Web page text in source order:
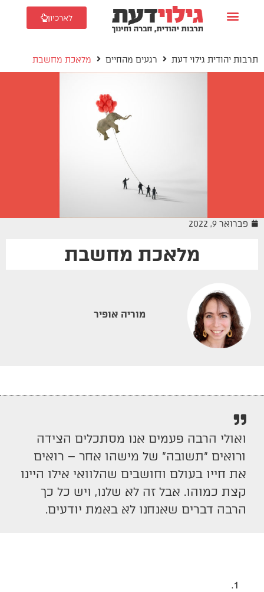
לארכיון
תרבות יהודית גילוי דעת רגעים מהחיים מלאכת מחשבת
פברואר 9, 2022
רגעים מהחייםמלאכת מחשבת
מוריה אופיר
ואולי הרבה פעמים אנו מסתכלים הצידה
ורואים ״תשובה״ של מישהו אחר – רואים
את חייו בעולם וחושבים שהלוואי אילו היינו
קצת כמוהו. אבל זה לא שלנו, ויש כל כך
הרבה דברים שאנחנו לא באמת יודעים.